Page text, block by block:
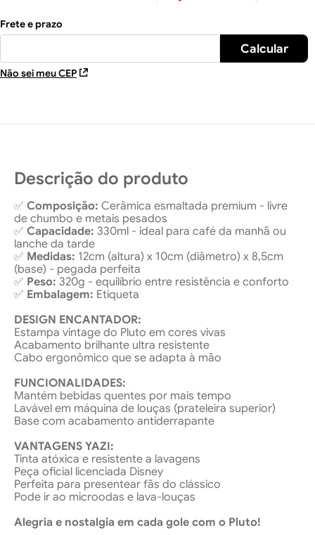
Não sei meu CEP
Descrição do produto
✅ Composição: Cerâmica esmaltada premium - livre
de chumbo e metais pesados
✅ Capacidade: 330ml - ideal para café da manhã ou
lanche da tarde
✅ Medidas: 12cm (altura) x 10cm (diâmetro) x 8,5cm
(base) - pegada perfeita
✅ Peso: 320g - equilíbrio entre resistência e conforto
✅ Embalagem: Etiqueta
DESIGN ENCANTADOR:
Estampa vintage do Pluto em cores vivas
Acabamento brilhante ultra resistente
Cabo ergonômico que se adapta à mão
FUNCIONALIDADES:
Mantém bebidas quentes por mais tempo
Lavável em máquina de louças (prateleira superior)
Base com acabamento antiderrapante
VANTAGENS YAZI:
Tinta atóxica e resistente a lavagens
Peça oficial licenciada Disney
Perfeita para presentear fãs do clássico
Pode ir ao microodas e lava-louças
Alegria e nostalgia em cada gole com o Pluto!